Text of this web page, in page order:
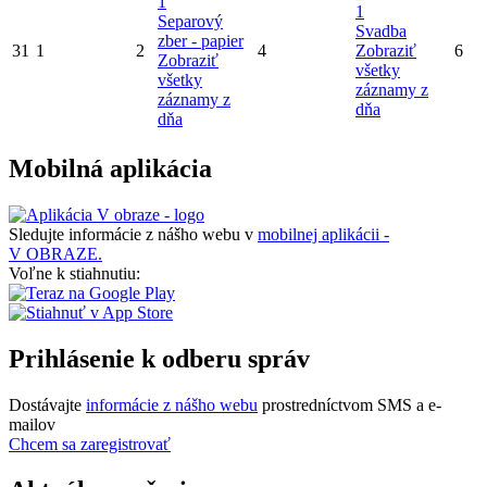
31 1 2
Separový
zber - papier
Zobraziť
všetky
záznamy z
dňa
4
1
Svadba
Zobraziť
všetky
záznamy z
dňa
6
Mobilná aplikácia
Sledujte informácie z nášho webu v mobilnej aplikácii -
V OBRAZE.
Voľne k stiahnutiu:
Prihlásenie k odberu správ
Dostávajte informácie z nášho webu prostredníctvom SMS a e-
mailov
Chcem sa zaregistrovať